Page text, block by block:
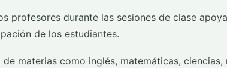
profesores durante las sesiones de clase
de los estudiantes.
de materias como inglés, matemáticas,